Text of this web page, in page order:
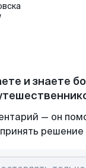
и знаете
— он
решение